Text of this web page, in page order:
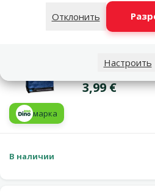
Отклонить
Настроить
Похожие
Color Gravel,
Оценка 0%
Цена
3,99 €
марка
В наличии